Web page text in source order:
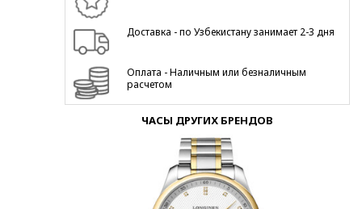
Доставка - по Узбекистану занимает 2-3 дня
Оплата - Наличным или безналичным
расчетом
ЧАСЫ ДРУГИХ БРЕНДОВ